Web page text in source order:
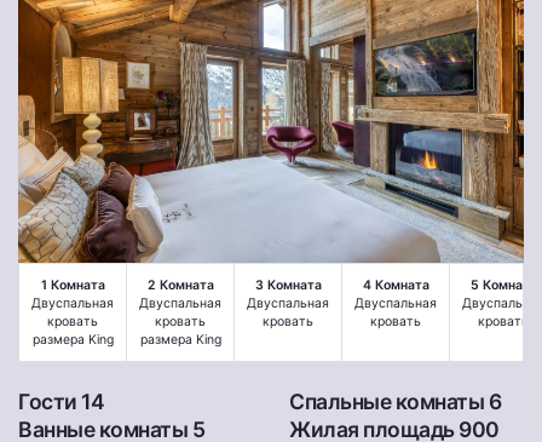
1 Комната
Двуспальная
кровать
размера King
2 Комната
Двуспальная
кровать
размера King
3 Комната
Двуспальная
кровать
4 Комната
Двуспальная
кровать
5 Комната
кровать
Гости 14
Спальные комнаты 6
Ванные комнаты 5
Жилая площадь 900